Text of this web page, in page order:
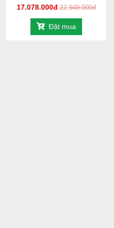
THÀNH NGANG
Chiều cao x Cao Dài x Rộng
17.078.000đ 22.949.000đ
Đặt mua